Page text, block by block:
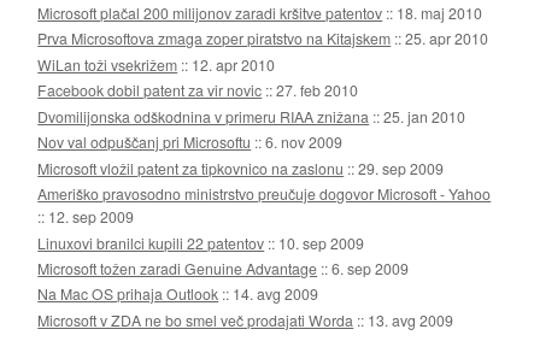
Microsoft plačal 200 milijonov zaradi kršitve patentov :: 18. maj 2010
Prva Microsoftova zmaga zoper piratstvo na Kitajskem ::25. apr 2010
WiLan toži vsekrižem :: 12. apr 2010
Facebook dobil patent za vir novic ::27. feb 2010
Dvomilijonska odškodnina v primeru RIAA znižana ::25. jan 2010
Nov val odpuščanj pri Microsoftu ::6. nov 2009
Microsoft vložil patent za tipkovnico na zaslonu ::29. sep 2009
Ameriško pravosodno ministrstvo preučuje dogovor Microsoft - Yahoo
:: 12. sep 2009
Linuxovi branilci kupili 22 patentov :: 10. sep 2009
Microsoft tožen zaradi Genuine Advantage ::6. sep 2009
Na Mac OS prihaja Outlook :: 14. avg 2009
Microsoft v ZDA ne bo smel več prodajati Worda :: 13. avg 2009